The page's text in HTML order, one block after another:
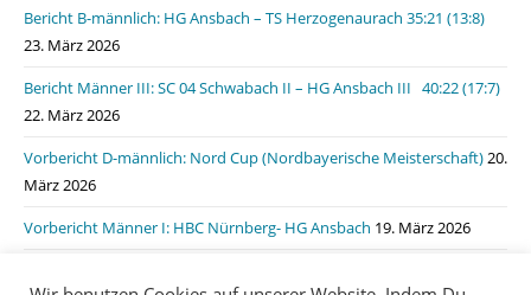
Bericht B-männlich: HG Ansbach – TS Herzogenaurach 35:21 (13:8)
23. März 2026
Bericht Männer III: SC 04 Schwabach II – HG Ansbach III 40:22 (17:7)
22. März 2026
Vorbericht D-männlich: Nord Cup (Nordbayerische Meisterschaft)20.
März 2026
Vorbericht Männer I: HBC Nürnberg- HG Ansbach 19. März 2026